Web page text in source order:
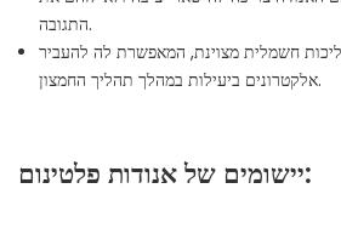
התגובה.
חשמלית מצוינת, המאפשרת לה להעביר
אלקטרונים ביעילות במהלך תהליך החמצון.
יישומים של אנודות פלטינום: